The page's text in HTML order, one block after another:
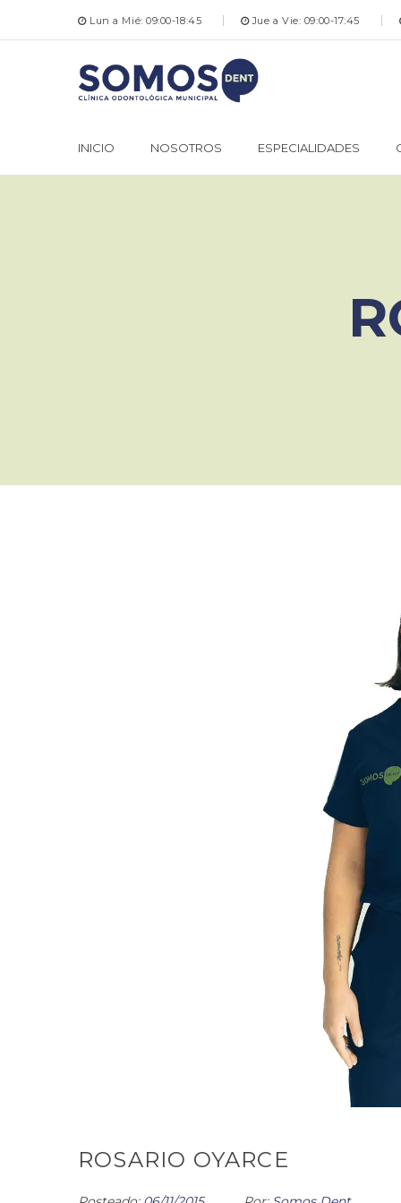
Lun a Mié: 09:00-18:45 Jue a Vie: 09:00-17:45
INICIO NOSOTROS ESPECIALIDADES
ROSARIO OYARCE